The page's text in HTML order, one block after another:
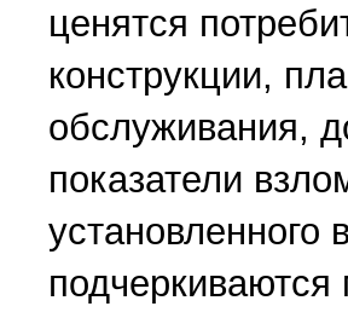
ценятся
конструкции,
обслуживания,
показатели